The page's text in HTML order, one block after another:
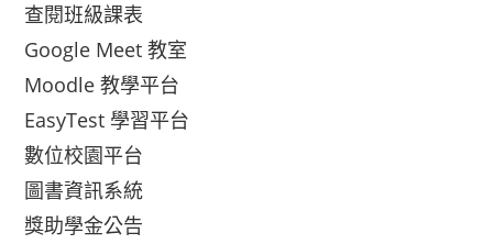
查閱班級課表
Google Meet 教室
Moodle 教學平台
EasyTest 學習平台
數位校園平台
圖書資訊系統
獎助學金公告